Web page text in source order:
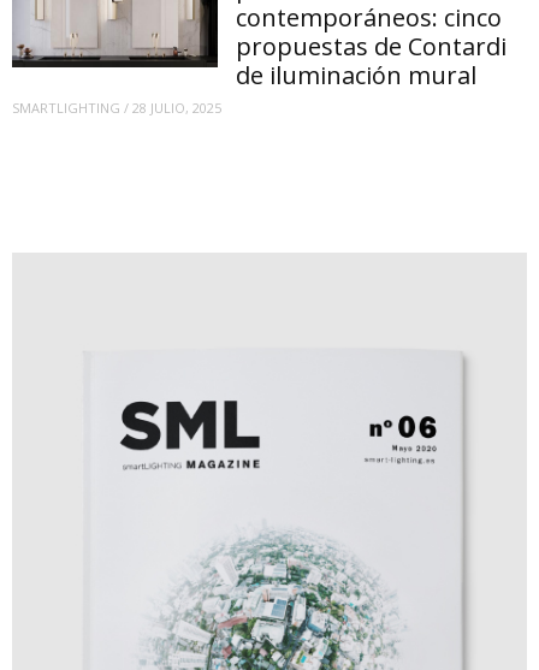
contemporáneos: cinco
propuestas de Contardi
de iluminación mural
SMARTLIGHTING / 28 JULIO, 2025